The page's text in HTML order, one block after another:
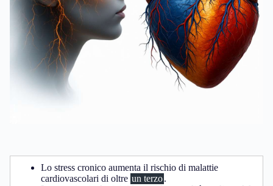
Lo stress cronico aumenta il rischio di malattie
cardiovascolari di oltre un terzo.